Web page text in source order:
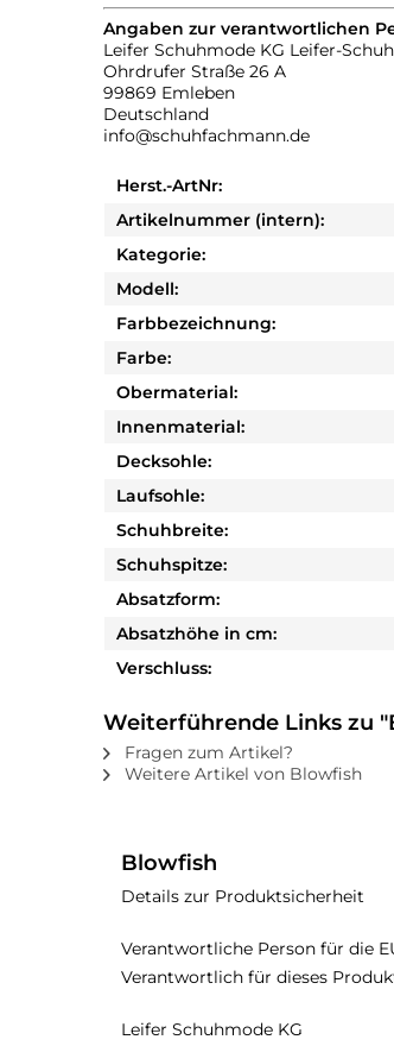
Angaben zur verantwortlichen
Leifer Schuhmode KG Leifer-
Ohrdrufer Straße 26 A
99869 Emleben
Deutschland
info@schuhfachmann.de
Herst.-ArtNr:
Artikelnummer (intern):
Kategorie:
Modell:
Farbbezeichnung:
Farbe:
Obermaterial:
Innenmaterial:
Decksohle:
Laufsohle:
Schuhbreite:
Schuhspitze:
Absatzform:
Absatzhöhe in cm:
Verschluss:
Weiterführende Links zu
Fragen zum Artikel?
Weitere Artikel von Blowfish
Blowfish
Details zur Produktsicherheit
Verantwortliche Person für die
Verantwortlich für dieses
Leifer Schuhmode KG